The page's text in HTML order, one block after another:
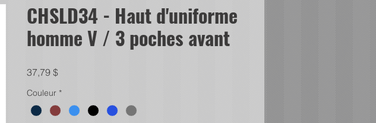
CHSLD34 - Haut d'uniforme
homme V / 3 poches avant
37,79 $Prix
Couleur *